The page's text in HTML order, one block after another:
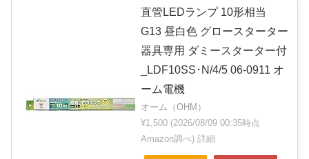
直管LEDランプ 10形相当
G13 昼白色 グロースターター
器具専用 ダミースターター付
_LDF10SS･N/4/5 06-0911 オ
ーム電機
オーム（OHM）
¥1,500 (2026/08/09 00:35時点
Amazon調べ) 詳細